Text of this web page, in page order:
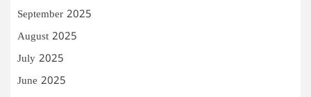
September 2025
August 2025
July 2025
June 2025